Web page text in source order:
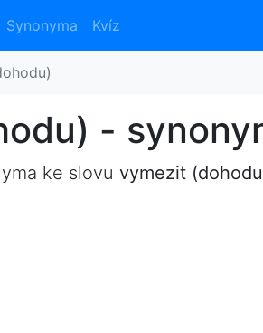
Synonyma Kvíz
-
ke slovu vymezit